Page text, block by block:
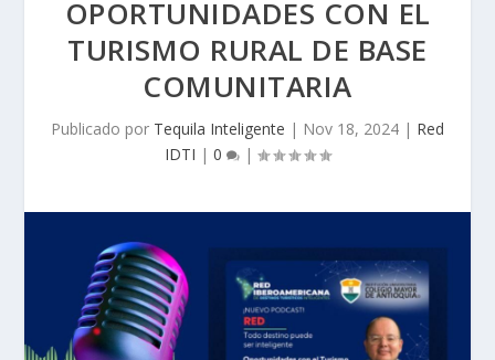
OPORTUNIDADES CON EL
TURISMO RURAL DE BASE
COMUNITARIA
Publicado por Tequila Inteligente | Nov 18, 2024 | Red
IDTI | 0 |